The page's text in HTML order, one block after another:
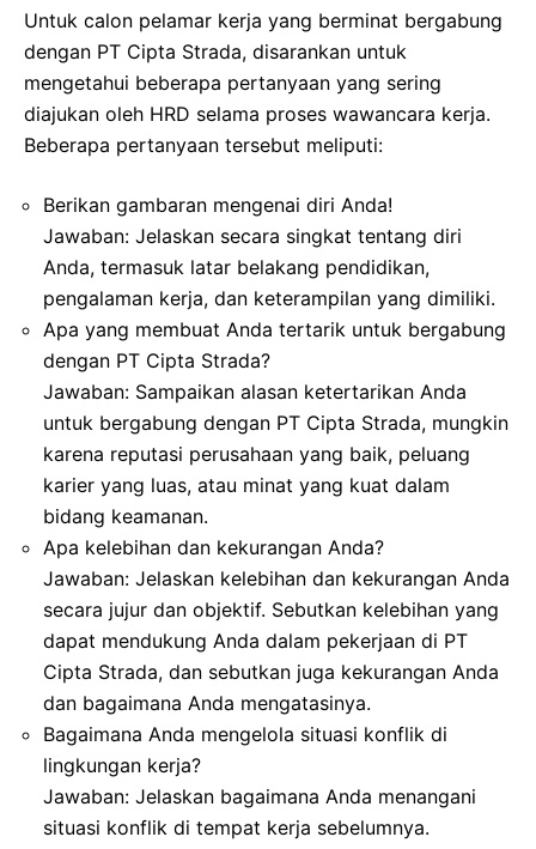
Untuk calon pelamar kerja yang berminat bergabung
dengan PT Cipta Strada, disarankan untuk
mengetahui beberapa pertanyaan yang sering
diajukan oleh HRD selama proses wawancara kerja.
Beberapa pertanyaan tersebut meliputi:
Berikan gambaran mengenai diri Anda!
Jawaban: Jelaskan secara singkat tentang diri
Anda, termasuk latar belakang pendidikan,
pengalaman kerja, dan keterampilan yang dimiliki.
Apa yang membuat Anda tertarik untuk bergabung
dengan PT Cipta Strada?
Jawaban: Sampaikan alasan ketertarikan Anda
untuk bergabung dengan PT Cipta Strada, mungkin
karena reputasi perusahaan yang baik, peluang
karier yang luas, atau minat yang kuat dalam
bidang keamanan.
Apa kelebihan dan kekurangan Anda?
Jawaban: Jelaskan kelebihan dan kekurangan Anda
secara jujur dan objektif. Sebutkan kelebihan yang
dapat mendukung Anda dalam pekerjaan di PT
Cipta Strada, dan sebutkan juga kekurangan Anda
dan bagaimana Anda mengatasinya.
Bagaimana Anda mengelola situasi konflik di
lingkungan kerja?
Jawaban: Jelaskan bagaimana Anda menangani
situasi konflik di tempat kerja sebelumnya.